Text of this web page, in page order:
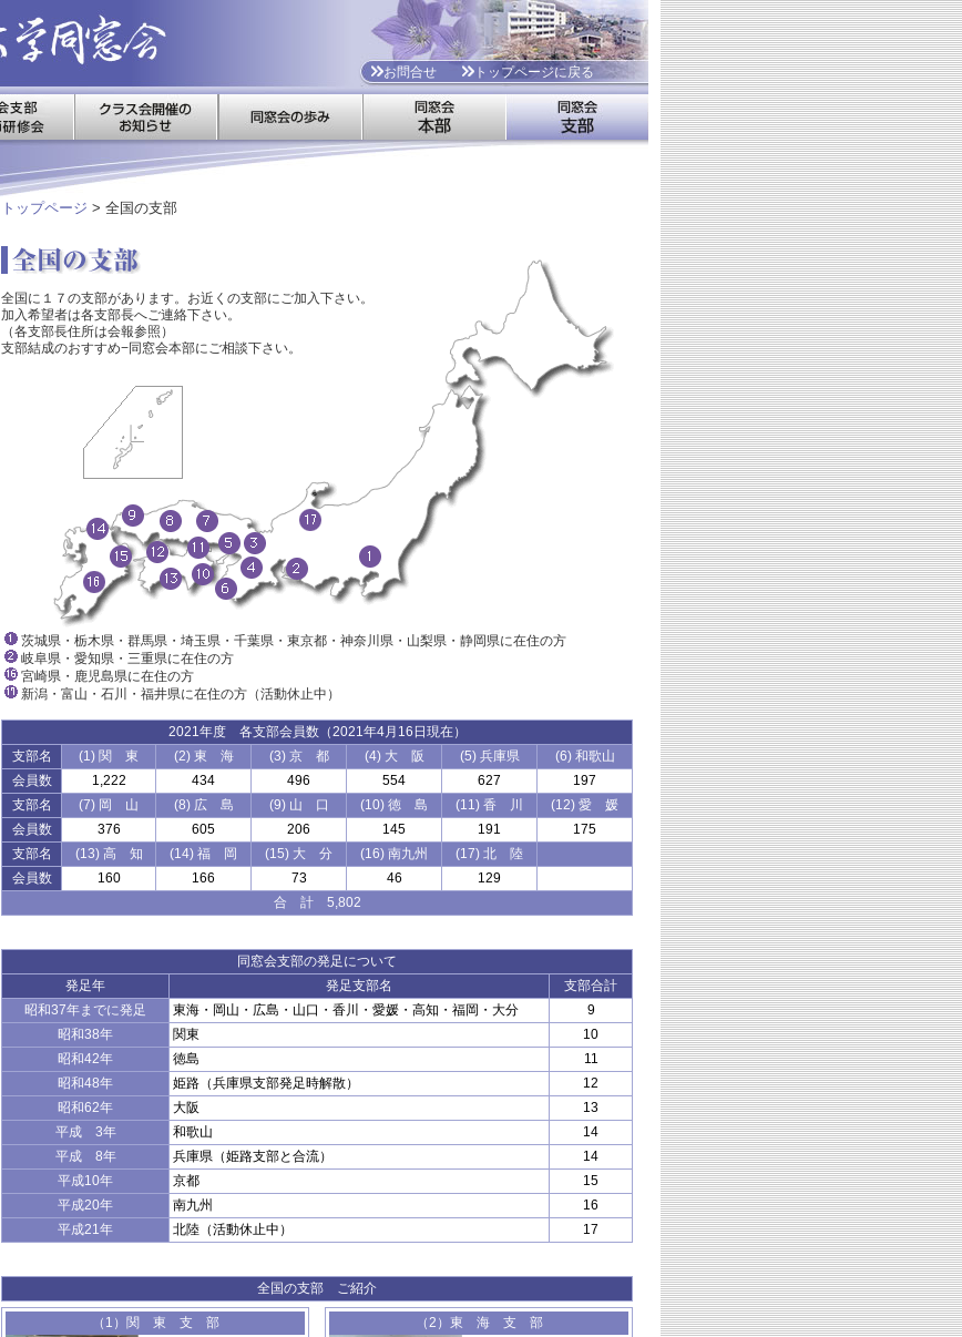
お問合せ トップページに戻る
トップページ > 全国の支部
全国に１７の支部があります。お近くの支部にご加入下さい。
加入希望者は各支部長へご連絡下さい。
（各支部長住所は会報参照）
支部結成のおすすめ−同窓会本部にご相談下さい。
茨城県・栃木県・群馬県・埼玉県・千葉県・東京都・神奈川県・山梨県・静岡県に在住の方
岐阜県・愛知県・三重県に在住の方
宮崎県・鹿児島県に在住の方
新潟・富山・石川・福井県に在住の方（活動休止中）
2021年度 各支部会員数（2021年4月16日現在）
支部名
(1) 関 東 (2) 東 海 (3) 京 都 (4) 大 阪 (5) 兵庫県
(6) 和歌山
会員数
1,222 434 496 554 627
197
支部名
(7) 岡 山 (8) 広 島 (9) 山 口 (10) 徳 島 (11) 香 川
(12) 愛 媛
会員数
376 605 206 145 191
175
支部名
(13) 高 知 (14) 福 岡 (15) 大 分 (16) 南九州
(17) 北 陸
会員数
160 166 73 46
129
合 計 5,802
同窓会支部の発足について
発足年
発足支部名
支部合計
昭和37年までに発足
東海・岡山・広島・山口・香川・愛媛・高知・福岡・大分
9
昭和38年
関東
10
昭和42年
徳島
11
昭和48年
姫路（兵庫県支部発足時解散）
12
昭和62年
大阪
13
平成 3年
和歌山
14
平成 8年
兵庫県（姫路支部と合流）
14
平成10年
京都
15
平成20年
南九州
16
平成21年
北陸（活動休止中） 17
全国の支部 ご紹介
（1）関 東 支 部 （2）東 海 支 部